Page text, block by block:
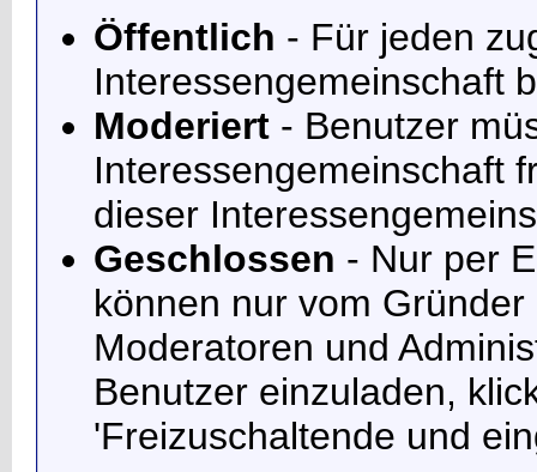
Öffentlich - Für jeden
Interessengemeinschaft
Moderiert - Benutzer
Interessengemeinschaft
dieser
Geschlossen - Nur per
können nur vom
Moderatoren und
Benutzer einzuladen,
'Freizuschaltende und